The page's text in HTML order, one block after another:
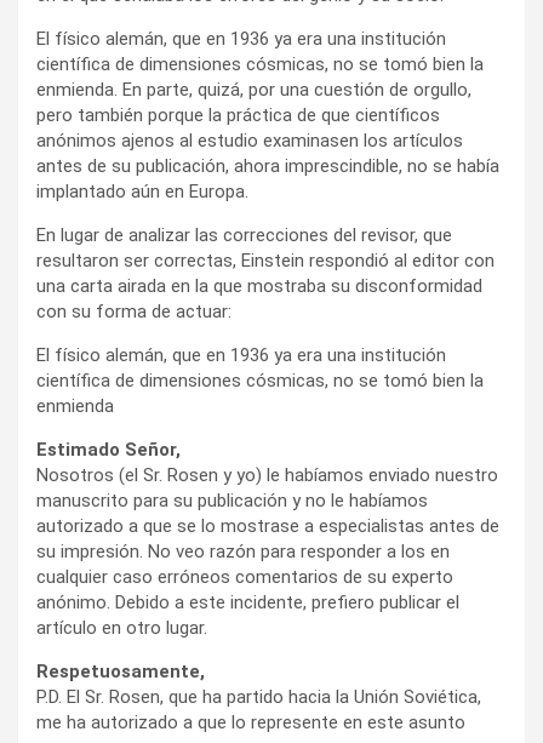
El físico alemán, que en 1936 ya era una institución
científica de dimensiones cósmicas, no se tomó bien la
enmienda. En parte, quizá, por una cuestión de orgullo,
pero también porque la práctica de que científicos
anónimos ajenos al estudio examinasen los artículos
antes de su publicación, ahora imprescindible, no se había
implantado aún en Europa.
En lugar de analizar las correcciones del revisor, que
resultaron ser correctas, Einstein respondió al editor con
una carta airada en la que mostraba su disconformidad
con su forma de actuar:
El físico alemán, que en 1936 ya era una institución
científica de dimensiones cósmicas, no se tomó bien la
enmienda
Estimado Señor,
Nosotros (el Sr. Rosen y yo) le habíamos enviado nuestro
manuscrito para su publicación y no le habíamos
autorizado a que se lo mostrase a especialistas antes de
su impresión. No veo razón para responder a los en
cualquier caso erróneos comentarios de su experto
anónimo. Debido a este incidente, prefiero publicar el
artículo en otro lugar.
Respetuosamente,
P.D. El Sr. Rosen, que ha partido hacia la Unión Soviética,
me ha autorizado a que lo represente en este asunto